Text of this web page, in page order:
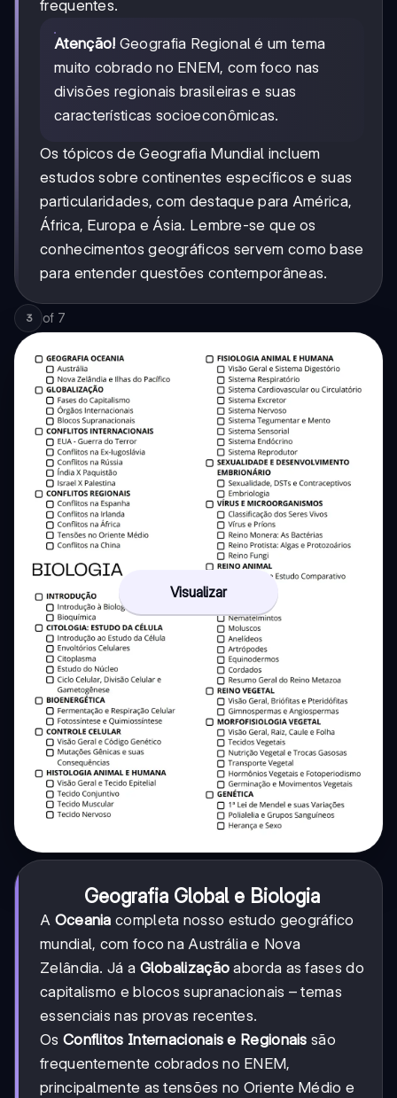
frequentes.
Atenção! Geografia Regional é um tema
muito cobrado no ENEM, com foco nas
divisões regionais brasileiras e suas
características socioeconômicas.
Os tópicos de Geografia Mundial incluem
estudos sobre continentes específicos e suas
particularidades, com destaque para América,
África, Europa e Ásia. Lembre-se que os
conhecimentos geográficos servem como base
para entender questões contemporâneas.
3 of 7
Visualizar
Geografia Global e Biologia
A Oceania completa nosso estudo geográfico
mundial, com foco na Austrália e Nova
Zelândia. Já a Globalização aborda as fases do
capitalismo e blocos supranacionais – temas
essenciais nas provas recentes.
Os Conflitos Internacionais e Regionais são
frequentemente cobrados no ENEM,
principalmente as tensões no Oriente Médio e